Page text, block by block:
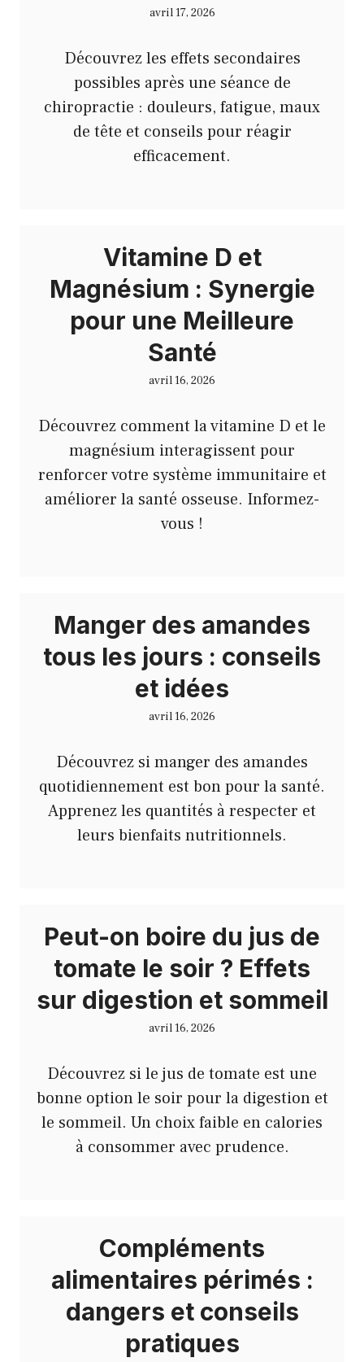
avril 17, 2026
Découvrez les effets secondaires
possibles après une séance de
chiropractie : douleurs, fatigue, maux
de tête et conseils pour réagir
efficacement.
Vitamine D et
Magnésium : Synergie
pour une Meilleure
Santé
avril 16, 2026
Découvrez comment la vitamine D et le
magnésium interagissent pour
renforcer votre système immunitaire et
améliorer la santé osseuse. Informez-
vous !
Manger des amandes
tous les jours : conseils
et idées
avril 16, 2026
Découvrez si manger des amandes
quotidiennement est bon pour la santé.
Apprenez les quantités à respecter et
leurs bienfaits nutritionnels.
Peut-on boire du jus de
tomate le soir ? Effets
sur digestion et sommeil
avril 16, 2026
Découvrez si le jus de tomate est une
bonne option le soir pour la digestion et
le sommeil. Un choix faible en calories
à consommer avec prudence.
Compléments
alimentaires périmés :
dangers et conseils
pratiques